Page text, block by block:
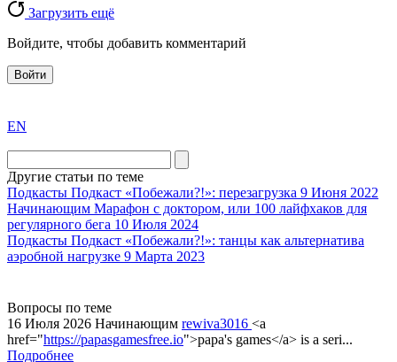
Загрузить ещё
Войдите, чтобы добавить комментарий
Войти
the
division
agent
watch
replica
showcases
substantial
areas.
replica
bvlgari
watches
EN
Другие статьи по теме
Подкасты Подкаст «Побежали?!»: перезагрузка 9 Июня 2022
Начинающим Марафон с доктором, или 100 лайфхаков для
регулярного бега 10 Июля 2024
Подкасты Подкаст «Побежали?!»: танцы как альтернатива
аэробной нагрузке 9 Марта 2023
Вопросы по теме
16 Июля 2026 Начинающим rewiva3016 <a
href="https://papasgamesfree.io">papa's games</a> is a seri...
Подробнее